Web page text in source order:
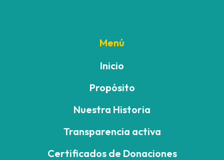
Menú
Inicio
Propósito
Nuestra Historia
Transparencia activa
Certificados de Donaciones